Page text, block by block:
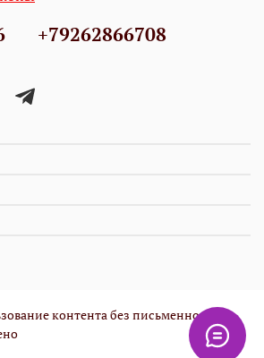
+79262866708
контента без письменного